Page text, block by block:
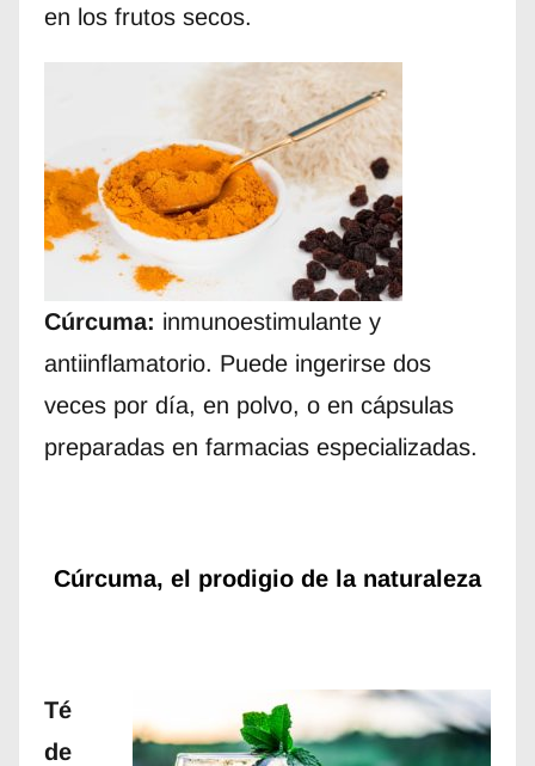
en los frutos secos.
Cúrcuma: inmunoestimulante y
antiinflamatorio. Puede ingerirse dos
veces por día, en polvo, o en cápsulas
preparadas en farmacias especializadas.
Cúrcuma, el prodigio de la naturaleza
Té
de